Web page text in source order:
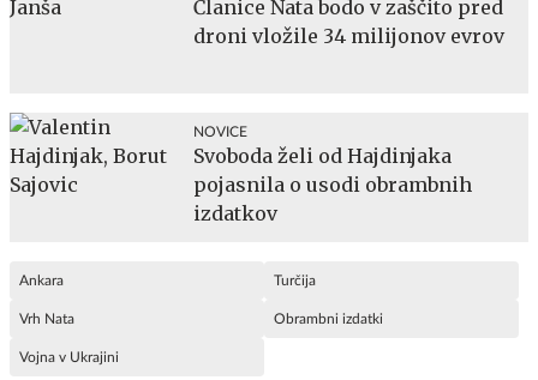
Članice Nata bodo v zaščito pred
droni vložile 34 milijonov evrov
NOVICE
Svoboda želi od Hajdinjaka
pojasnila o usodi obrambnih
izdatkov
Ankara Turčija
Vrh Nata Obrambni izdatki
Vojna v Ukrajini